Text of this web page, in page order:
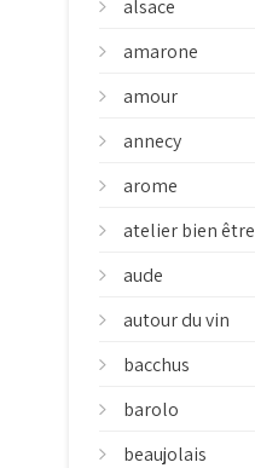
alsace
amarone
amour
annecy
arome
atelier bien être
aude
autour du vin
bacchus
barolo
beaujolais